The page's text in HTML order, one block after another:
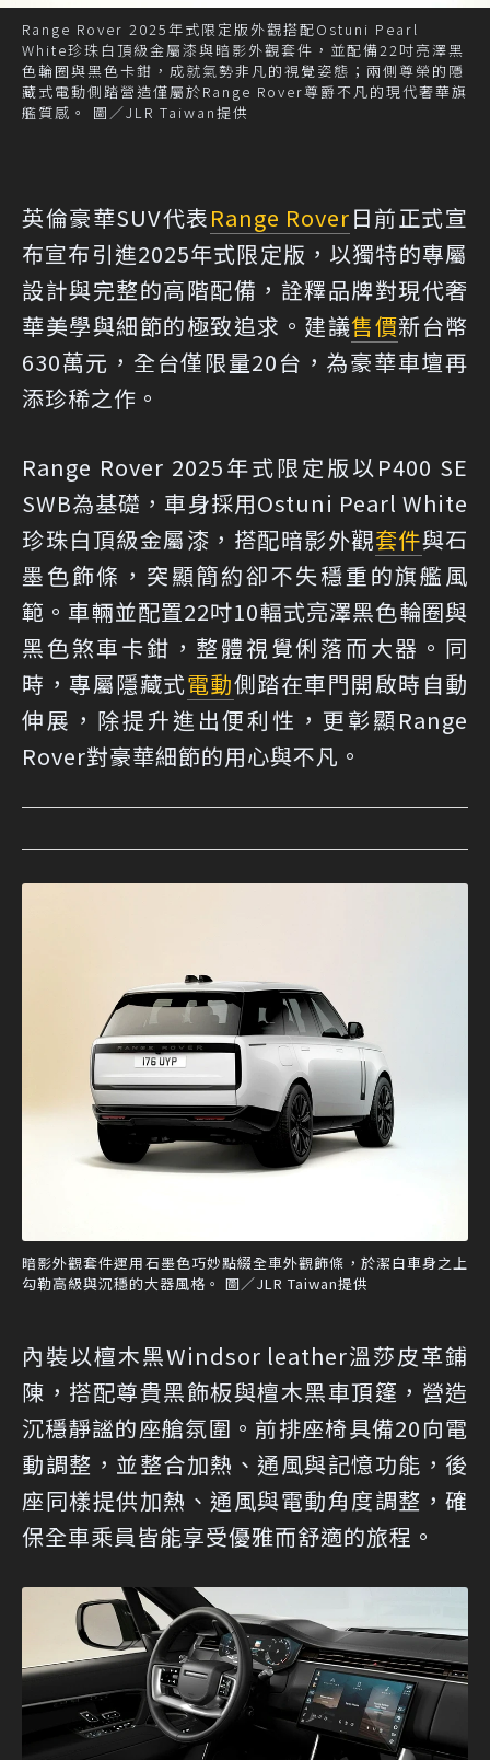
Range Rover 2025年式限定版外觀搭配Ostuni Pearl
White珍珠白頂級金屬漆與暗影外觀套件，並配備22吋亮澤黑
色輪圈與黑色卡鉗，成就氣勢非凡的視覺姿態；兩側尊榮的隱
藏式電動側踏營造僅屬於Range Rover尊爵不凡的現代奢華旗
艦質感。 圖／JLR Taiwan提供
英倫豪華SUV代表Range Rover日前正式宣
布宣布引進2025年式限定版，以獨特的專屬
設計與完整的高階配備，詮釋品牌對現代奢
華美學與細節的極致追求。建議售價新台幣
630萬元，全台僅限量20台，為豪華車壇再
添珍稀之作。
Range Rover 2025年式限定版以P400 SE
SWB為基礎，車身採用Ostuni Pearl White
珍珠白頂級金屬漆，搭配暗影外觀套件與石
墨色飾條，突顯簡約卻不失穩重的旗艦風
範。車輛並配置22吋10輻式亮澤黑色輪圈與
黑色煞車卡鉗，整體視覺俐落而大器。同
時，專屬隱藏式電動側踏在車門開啟時自動
伸展，除提升進出便利性，更彰顯Range
Rover對豪華細節的用心與不凡。
暗影外觀套件運用石墨色巧妙點綴全車外觀飾條，於潔白車身之上
勾勒高級與沉穩的大器風格。 圖／JLR Taiwan提供
內裝以檀木黑Windsor leather溫莎皮革鋪
陳，搭配尊貴黑飾板與檀木黑車頂篷，營造
沉穩靜謐的座艙氛圍。前排座椅具備20向電
動調整，並整合加熱、通風與記憶功能，後
座同樣提供加熱、通風與電動角度調整，確
保全車乘員皆能享受優雅而舒適的旅程。